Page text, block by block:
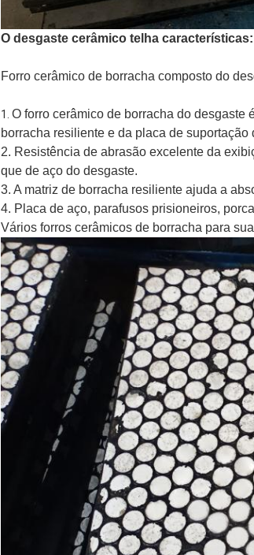
O desgaste cerâmico telha características:
Forro cerâmico de borracha composto do
1. O forro cerâmico de borracha do
borracha resiliente e da placa de suportação
2. Resistência de abrasão excelente da
que de aço do desgaste.
3. A matriz de borracha resiliente ajuda a
4. Placa de aço, parafusos prisioneiros,
Vários forros cerâmicos de borracha para